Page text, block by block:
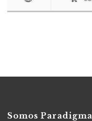
Somos Paradigma